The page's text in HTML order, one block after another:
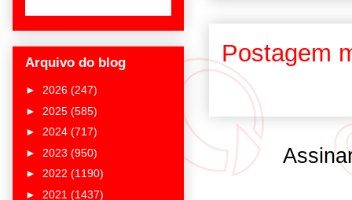
Postagem
Arquivo do blog
► 2026 (247)
► 2025 (585)
► 2024 (717)
► 2023 (950)
► 2022 (1190)
► 2021 (1437)